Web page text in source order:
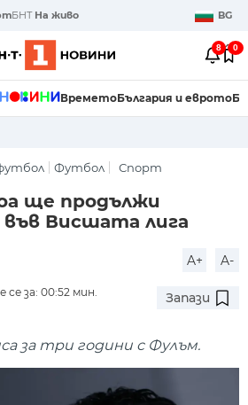
БНТ На живо BG
8 0
ВреметоБългария и еврото
Футбол Спорт
ще продължи
Висшата лига
A+ A-
се за: 00:52 мин.
Запази
за три години с Фулъм.